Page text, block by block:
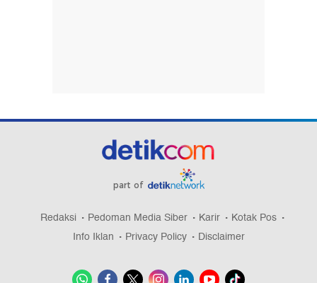
part of
Redaksi Pedoman Media Siber Karir
Kotak Pos
Info Iklan
Privacy Policy Disclaimer